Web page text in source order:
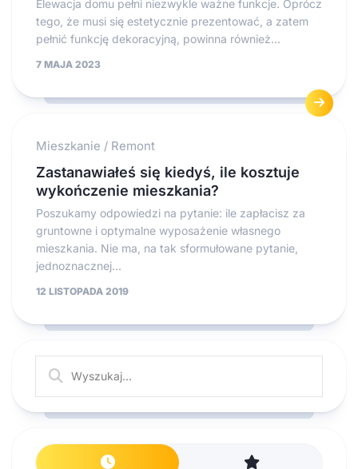
Elewacja domu pełni niezwykle ważne funkcje. Oprócz
tego, że musi się estetycznie prezentować, a zatem
pełnić funkcję dekoracyjną, powinna również...
7 MAJA 2023
Mieszkanie / Remont
Zastanawiałeś się kiedyś, ile kosztuje
wykończenie mieszkania?
Poszukamy odpowiedzi na pytanie: ile zapłacisz za
gruntowne i optymalne wyposażenie własnego
mieszkania. Nie ma, na tak sformułowane pytanie,
jednoznacznej...
12 LISTOPADA 2019